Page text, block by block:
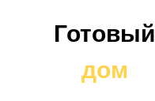
Готовый
дом